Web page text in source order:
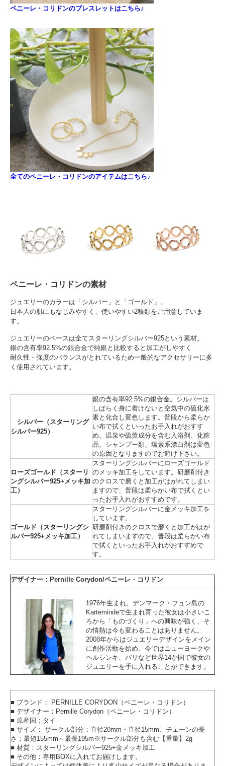
ペニーレ・コリドンのブレスレットはこちら♪
全てのペニーレ・コリドンのアイテムはこちら♪
ペニーレ・コリドンの素材
ジュエリーのカラーは「シルバー」と「ゴールド」。
日本人の肌にもなじみやすく、使いやすい2種類をご用意していま
す。
ジュエリーのベースは全てスターリングシルバー925という素材。
銀の含有率92.5%の銀合金で純銀と比較すると加工がしやすく
耐久性・強度のバランスがとれているため一般的なアクセサリーに多
く使用されています。
シルバー（スターリング
シルバー925）
銀の含有率92.5%の銀合金。シルバーは
しばらく身に着けないと空気中の硫化水
素と化合し変色します。普段から柔らか
い布で拭くといったお手入れがおすす
め。温泉や硫黄成分を含む入浴剤、化粧
品、シャンプー類、塩素系漂白剤は変色
の原因となりますのでお避け下さい。
ローズゴールド（スターリ
ングシルバー925+メッキ加
工）
スターリングシルバーにローズゴールド
のメッキ加工をしています。研磨剤付き
のクロスで磨くと加工がはがれてしまい
ますので、普段は柔らかい布で拭くとい
ったお手入れがおすすめです。
ゴールド（スターリングシ
ルバー925+メッキ加工）
スターリングシルバーに金メッキ加工を
しています。
研磨剤付きのクロスで磨くと加工がはが
れてしまいますので、普段は柔らかい布
で拭くといったお手入れがおすすめで
す。
デザイナー：Pernille Corydon/ペニーレ・コリドン
1976年生まれ。デンマーク・フュン島の
Kartemindeで生まれ育った彼女は小さいこ
ろから「ものづくり」への興味が強く、そ
の情熱は今も変わることはありません。
2008年からはジュエリーデザインをメイン
に創作活動を始め、今ではニューヨークや
ヘルシンキ、パリなど世界14か国で彼女の
ジュエリーを手に入れることができます。
■ ブランド： PERNILLE CORYDON（ペニーレ・コリドン）
■ デザイナー：Pernille Corydon（ペニーレ・コリドン）
■ 原産国：タイ
■ サイズ： サークル部分：直径20mm・直径15mm、チェーンの長
さ：最短155mm～最長195m※サークル部分も含む【重量】2g
■ 材質：スターリングシルバー925+金メッキ加工
■ その他：専用BOXに入れてお届けします。